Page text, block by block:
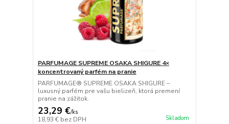
PARFUMAGE SUPREME OSAKA SHIGURE 4×
koncentrovaný parfém na pranie
PARFUMAGE® SUPREME OSAKA SHIGURE –
luxusný parfém pre vašu bielizeň, ktorá premení
pranie na zážitok.
23,29 €/ks
18,93 € bez DPH Skladom